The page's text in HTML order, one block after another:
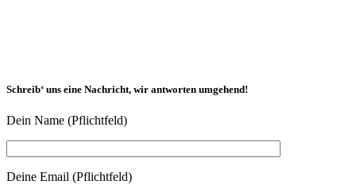
Schreib‘ uns eine Nachricht, wir antworten umgehend!
Dein Name (Pflichtfeld)
Deine Email (Pflichtfeld)